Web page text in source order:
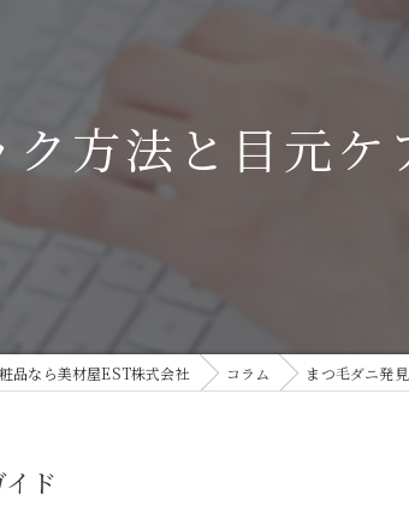
洗顔
美肌
方法と目元ケ
品なら美材屋EST株式会社 コラム まつ毛ダニ発
ド